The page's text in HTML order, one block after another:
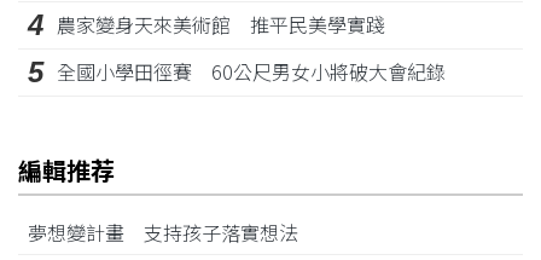
4 農家變身天來美術館 推平民美學實踐
5 全國小學田徑賽 60公尺男女小將破大會紀錄
編輯推荐
夢想變計畫 支持孩子落實想法